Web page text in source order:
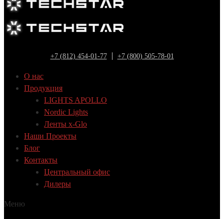
+7 (812) 454-01-77 +7 (800) 505-78-01
О нас
Продукция
LIGHTS APOLLO
Nordic Lights
Ленты x-Glo
Наши Проекты
Блог
Контакты
Центральный офис
Дилеры
Меню